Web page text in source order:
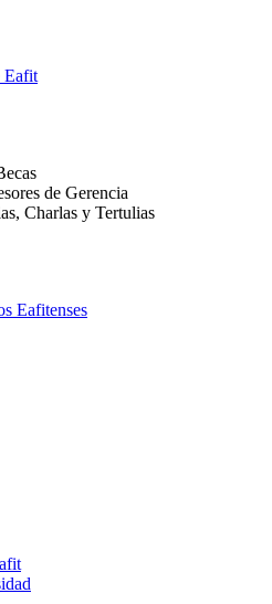
Eafit
de Gerencia
Charlas y Tertulias
Eafitenses